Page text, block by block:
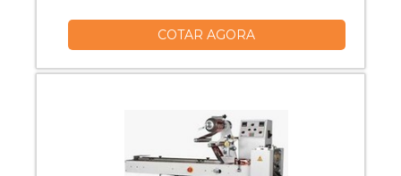
Nesse sentido, a fim de garantir um
linha de produção em questão, é preciso
seladora. Recorrer a um fabricante traz ....
COTAR AGORA